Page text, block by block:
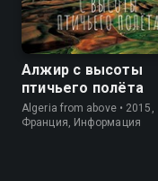
Алжир с высоты
птичьего полёта
Algeria from above • 2015,
Франция, Информация